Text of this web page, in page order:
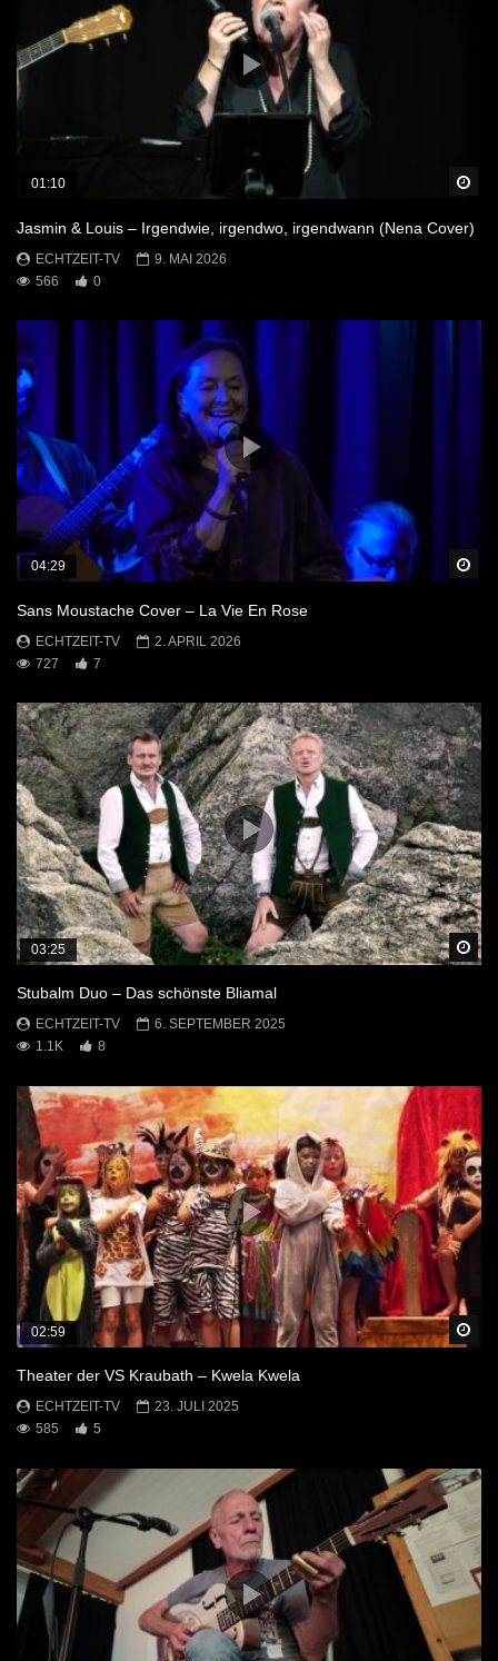
01:10
Jasmin & Louis – Irgendwie, irgendwo, irgendwann (Nena Cover)
ECHTZEIT-TV
9. MAI 2026
566
0
04:29
Sans Moustache Cover – La Vie En Rose
ECHTZEIT-TV
2. APRIL 2026
727
7
03:25
Stubalm Duo – Das schönste Bliamal
ECHTZEIT-TV
6. SEPTEMBER 2025
1.1K
8
02:59
Theater der VS Kraubath – Kwela Kwela
ECHTZEIT-TV
23. JULI 2025
585
5